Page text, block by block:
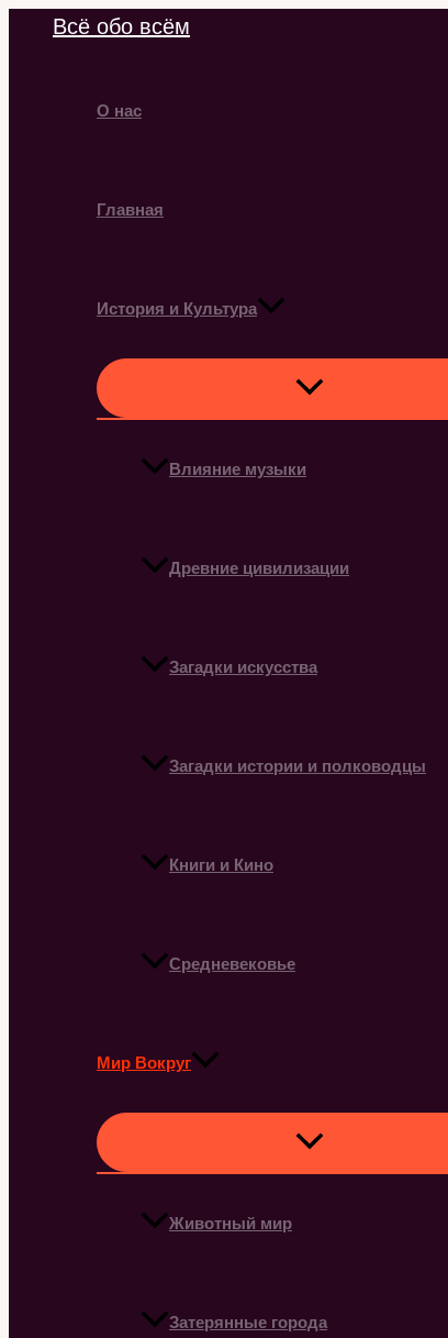
ПерейтиВсё обо всём
О нас
Главная
История и Культура
Влияние музыки
Древние цивилизации
Загадки искусства
Загадки истории и полководцы
Книги и Кино
Средневековье
Мир Вокруг
Животный мир
Затерянные города